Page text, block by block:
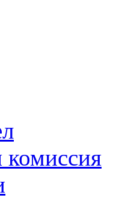
комиссия